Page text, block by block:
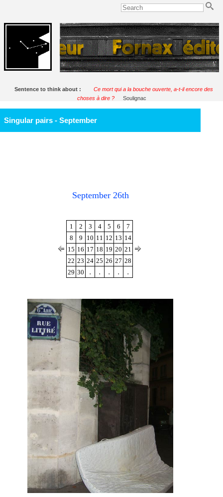
Sentence to think about :
Ce mort qui a la bouche ouverte, a-t-il encore des
choses à dire ?
Soulignac
Singular pairs - September
September 26th
1 2 3 4 5 6
7
8
9 10 11 12 13 14
15 16 17 18 19 20 21
22 23 24 25 26 27 28
29 30 . . . . .